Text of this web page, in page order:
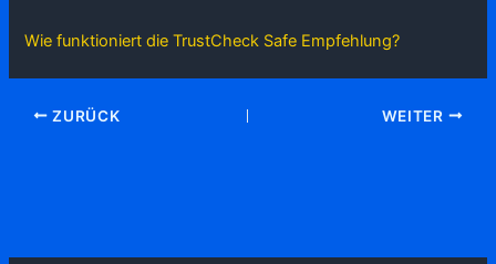
Wie funktioniert die TrustCheck Safe Empfehlung?
ZURÜCK WEITER